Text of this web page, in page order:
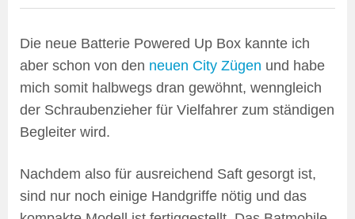
Die neue Batterie Powered Up Box kannte ich
aber schon von den neuen City Zügen und habe
mich somit halbwegs dran gewöhnt, wenngleich
der Schraubenzieher für Vielfahrer zum ständigen
Begleiter wird.
Nachdem also für ausreichend Saft gesorgt ist,
sind nur noch einige Handgriffe nötig und das